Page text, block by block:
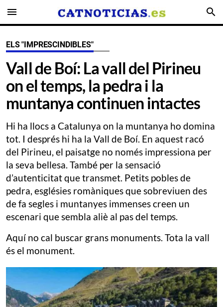
menu search
ELS "IMPRESCINDIBLES"
Vall de Boí: La vall del Pirineu
on el temps, la pedra i la
muntanya continuen intactes
Hi ha llocs a Catalunya on la muntanya ho domina
tot. I després hi ha la Vall de Boí. En aquest racó
del Pirineu, el paisatge no només impressiona per
la seva bellesa. També per la sensació
d’autenticitat que transmet. Petits pobles de
pedra, esglésies romàniques que sobreviuen des
de fa segles i muntanyes immenses creen un
escenari que sembla aliè al pas del temps.
Aquí no cal buscar grans monuments. Tota la vall
és el monument.